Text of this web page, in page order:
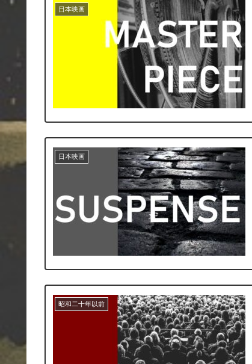
日本映画
日本映画
昭和二十年以前